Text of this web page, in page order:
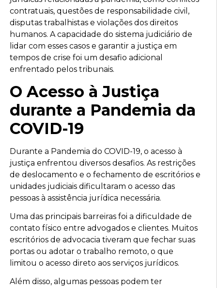
contratuais, questões de responsabilidade civil,
disputas trabalhistas e violações dos direitos
humanos. A capacidade do sistema judiciário de
lidar com esses casos e garantir a justiça em
tempos de crise foi um desafio adicional
enfrentado pelos tribunais.
O Acesso à Justiça
durante a Pandemia da
COVID-19
Durante a Pandemia do COVID-19, o acesso à
justiça enfrentou diversos desafios. As restrições
de deslocamento e o fechamento de escritórios e
unidades judiciais dificultaram o acesso das
pessoas à assistência jurídica necessária.
Uma das principais barreiras foi a dificuldade de
contato físico entre advogados e clientes. Muitos
escritórios de advocacia tiveram que fechar suas
portas ou adotar o trabalho remoto, o que
limitou o acesso direto aos serviços jurídicos.
Além disso, algumas pessoas podem ter